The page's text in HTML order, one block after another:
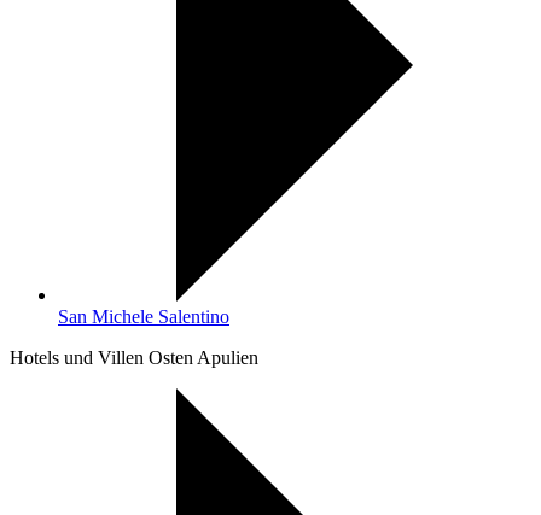
San Michele Salentino
Hotels und Villen Osten Apulien